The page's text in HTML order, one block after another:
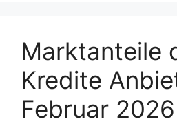
Marktanteile
Kredite
Februar 2026